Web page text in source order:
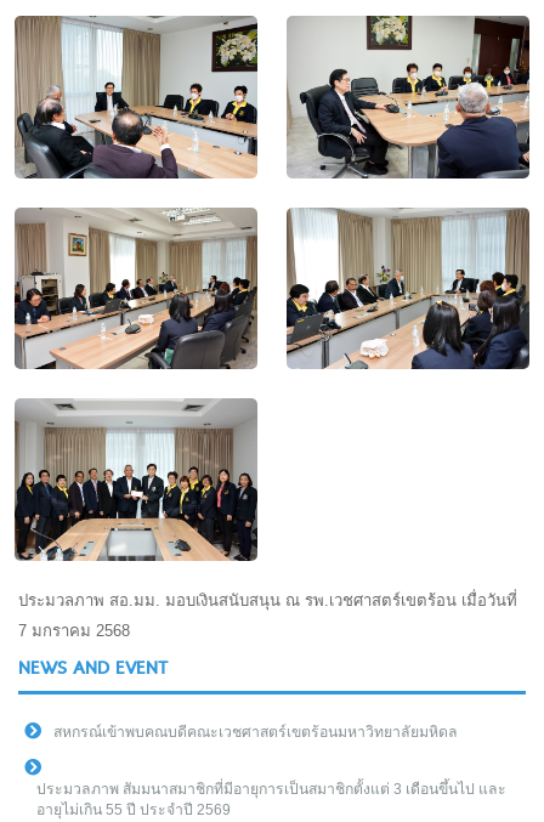
ประมวลภาพ สอ.มม. มอบเงินสนับสนุน ณ รพ.เวชศาสตร์เขตร้อน เมื่อวันที่
7 มกราคม 2568
NEWS AND EVENT
สหกรณ์เข้าพบคณบดีคณะเวชศาสตร์เขตร้อนมหาวิทยาลัยมหิดล
ประมวลภาพ สัมมนาสมาชิกที่มีอายุการเป็นสมาชิกตั้งแต่ 3 เดือนขึ้นไป และ
อายุไม่เกิน 55 ปี ประจำปี 2569